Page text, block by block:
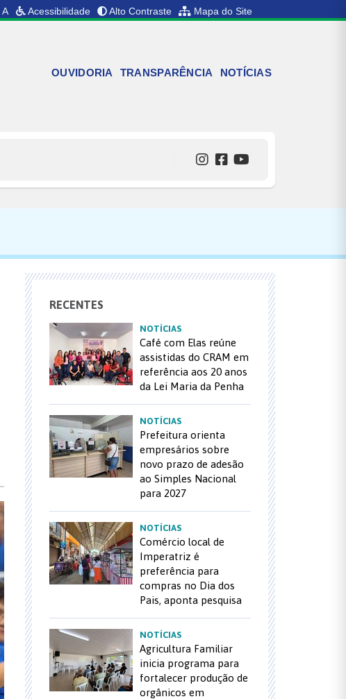
A Acessibilidade Alto Contraste Mapa do Site
OUVIDORIA TRANSPARÊNCIA NOTÍCIAS
RECENTES
NOTÍCIAS
Café com Elas reúne
assistidas do CRAM em
referência aos 20 anos
da Lei Maria da Penha
NOTÍCIAS
Prefeitura orienta
empresários sobre
novo prazo de adesão
ao Simples Nacional
para 2027
NOTÍCIAS
Comércio local de
Imperatriz é
preferência para
compras no Dia dos
Pais, aponta pesquisa
NOTÍCIAS
Agricultura Familiar
inicia programa para
fortalecer produção de
orgânicos em